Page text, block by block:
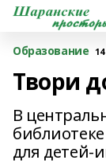
Образование
Твори
В
для детей-